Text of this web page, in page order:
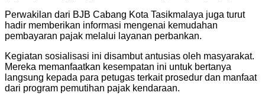
Perwakilan dari BJB Cabang Kota Tasikmalaya juga turut
hadir memberikan informasi mengenai kemudahan
pembayaran pajak melalui layanan perbankan.
Kegiatan sosialisasi ini disambut antusias oleh masyarakat.
Mereka memanfaatkan kesempatan ini untuk bertanya
langsung kepada para petugas terkait prosedur dan manfaat
dari program pemutihan pajak kendaraan.